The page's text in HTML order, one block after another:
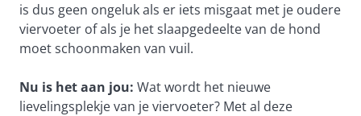
is dus geen ongeluk als er iets misgaat met je oudere
viervoeter of als je het slaapgedeelte van de hond
moet schoonmaken van vuil.
Nu is het aan jou: Wat wordt het nieuwe
lievelingsplekje van je viervoeter? Met al deze